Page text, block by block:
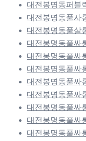
대전봉명동퍼블
대전봉명동풀사
대전봉명동풀살
대전봉명동풀싸
대전봉명동풀싸
대전봉명동풀싸
대전봉명동풀싸
대전봉명동풀싸
대전봉명동풀싸
대전봉명동풀싸
대전봉명동풀싸